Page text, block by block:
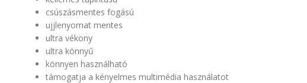
csúszásmentes fogású
ujjlenyomat mentes
ultra vékony
ultra könnyű
könnyen használható
támogatja a kényelmes multimédia használatot